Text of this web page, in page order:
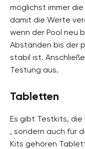
möglichst immer
damit die Werte
wenn der Pool neu
Abständen bis der
stabil ist.
Testung aus.
Tabletten
Es gibt Testkits, die
, sondern auch für
Kits gehören